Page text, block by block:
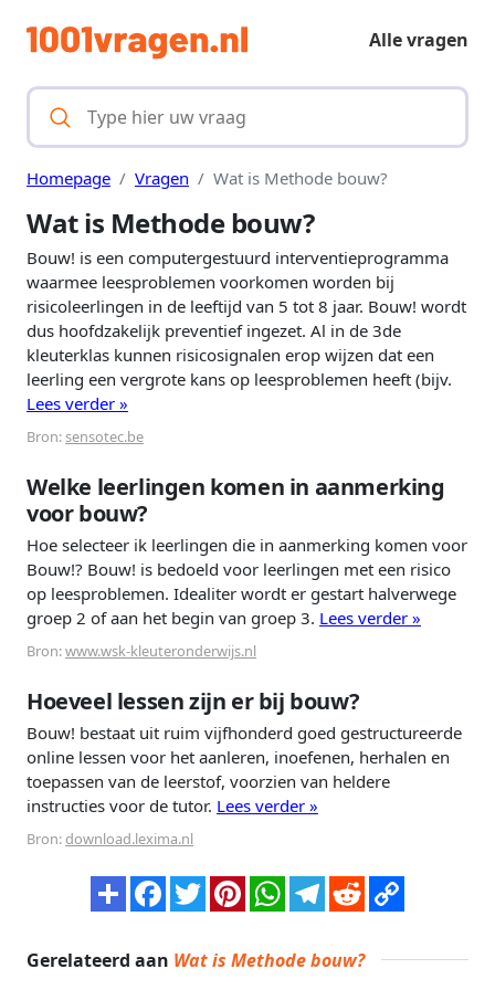
Alle vragen
Homepage Vragen Wat is Methode bouw?
Wat is Methode bouw?
Bouw! is een computergestuurd interventieprogramma
waarmee leesproblemen voorkomen worden bij
risicoleerlingen in de leeftijd van 5 tot 8 jaar. Bouw! wordt
dus hoofdzakelijk preventief ingezet. Al in de 3de
kleuterklas kunnen risicosignalen erop wijzen dat een
leerling een vergrote kans op leesproblemen heeft (bijv.
Lees verder »
Bron:sensotec.be
Welke leerlingen komen in aanmerking
voor bouw?
Hoe selecteer ik leerlingen die in aanmerking komen voor
Bouw!? Bouw! is bedoeld voor leerlingen met een risico
op leesproblemen. Idealiter wordt er gestart halverwege
groep 2 of aan het begin van groep 3. Lees verder »
Bron:www.wsk-kleuteronderwijs.nl
Hoeveel lessen zijn er bij bouw?
Bouw! bestaat uit ruim vijfhonderd goed gestructureerde
online lessen voor het aanleren, inoefenen, herhalen en
toepassen van de leerstof, voorzien van heldere
instructies voor de tutor. Lees verder »
Bron:download.lexima.nl
Gerelateerd aan Wat is Methode bouw?